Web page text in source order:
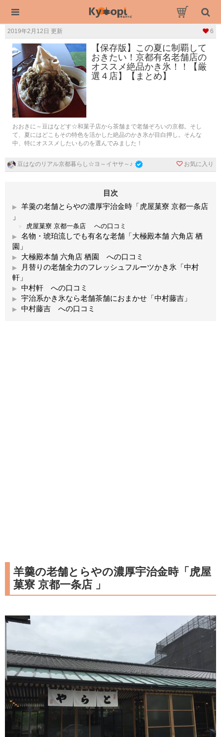
2019年2月12日 更新 6
【保存版】この夏に制覇して
おきたい！京都有名老舗店の
オススメ絶品かき氷！！【厳
選４店】【まとめ】
おおきに～豆はなどす☆和菓子店から茶舗まで老舗ぞろいの京都。そし
て、夏にはどこもその特色を活かした絶品のかき氷が目白押し。そんな
中、特にオススメしたいものを選んでみました！
豆はなのリアル京都暮らし☆ヨ～イヤサ～♪ お気に入り
目次
羊羹の老舗とらやの濃厚宇治金時「虎屋菓寮 京都一条店
」
虎屋菓寮 京都一条店 への口コミ
名物・琥珀流しでも有名な老舗「大極殿本舗 六角店 栖
園」
大極殿本舗 六角店 栖園 への口コミ
月替りの老舗全力のフレッシュフルーツかき氷「中村
軒」
中村軒 への口コミ
宇治系かき氷なら老舗茶舗におまかせ「中村藤吉」
中村藤吉 への口コミ
羊羹の老舗とらやの濃厚宇治金時「虎屋
菓寮 京都一条店 」